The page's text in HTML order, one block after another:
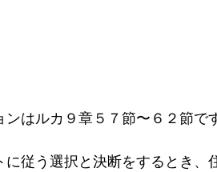
はルカ９章５７節〜６２節です
従う選択と決断をするとき、